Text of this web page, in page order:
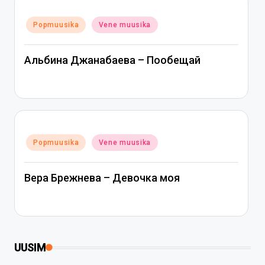
Posted
in
Popmuusika Vene muusika
Альбина Джанабаева – Пообещай
Posted
in
Popmuusika Vene muusika
Вера Брежнева – Девочка моя
UUSIM